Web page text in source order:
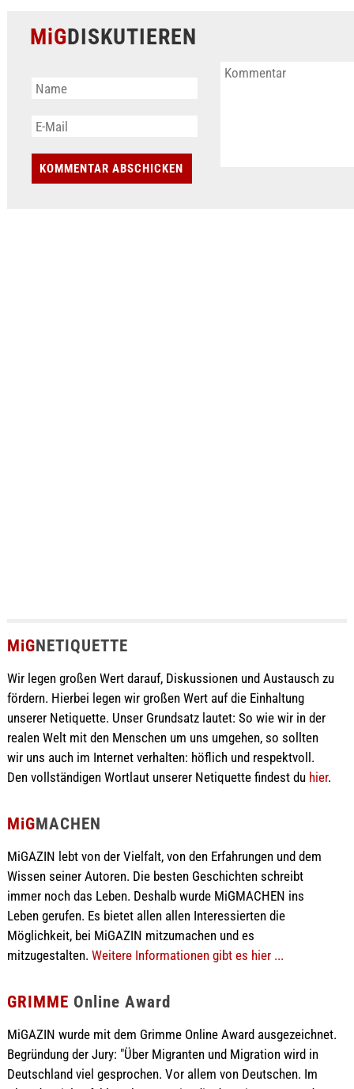
MiGDISKUTIEREN
MiGNETIQUETTE
Wir legen großen Wert darauf, Diskussionen und Austausch zu
fördern. Hierbei legen wir großen Wert auf die Einhaltung
unserer Netiquette. Unser Grundsatz lautet: So wie wir in der
realen Welt mit den Menschen um uns umgehen, so sollten
wir uns auch im Internet verhalten: höflich und respektvoll.
Den vollständigen Wortlaut unserer Netiquette findest du hier.
MiGMACHEN
MiGAZIN lebt von der Vielfalt, von den Erfahrungen und dem
Wissen seiner Autoren. Die besten Geschichten schreibt
immer noch das Leben. Deshalb wurde MiGMACHEN ins
Leben gerufen. Es bietet allen allen Interessierten die
Möglichkeit, bei MiGAZIN mitzumachen und es
mitzugestalten. Weitere Informationen gibt es hier ...
GRIMME Online Award
MiGAZIN wurde mit dem Grimme Online Award ausgezeichnet.
Begründung der Jury: "Über Migranten und Migration wird in
Deutschland viel gesprochen. Vor allem von Deutschen. Im